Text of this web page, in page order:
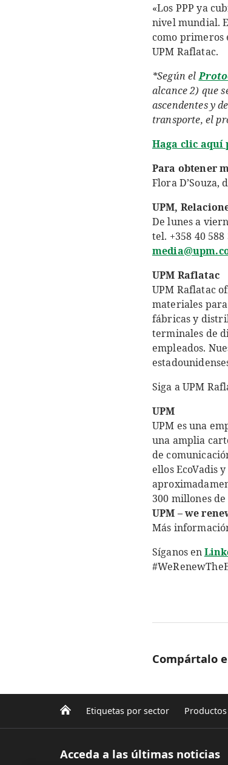
«Los PPP ya
nivel mundial.
como primeros
UPM Raflatac.
*Según el
alcance 2) que
ascendentes y
transporte, el
Haga clic aquí
Para obtener
Flora
UPM,
De lunes a
tel. +358 40 588
UPM Raflatac
UPM Raflatac
materiales
fábricas y
terminales de
empleados.
Siga a UPM
UPM
UPM es una
una amplia
de
ellos EcoVadis
300 millones
UPM – we
Más
Síganos en
Compártalo
Etiquetas por sector
Acceda a las últimas noticias